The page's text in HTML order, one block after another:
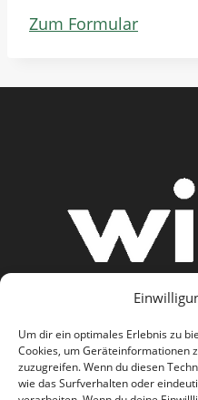
Um dir ein optimales Erlebnis zu
Cookies, um Geräteinformationen
zuzugreifen. Wenn du diesen
wie das Surfverhalten oder
Zum Formular
AGB